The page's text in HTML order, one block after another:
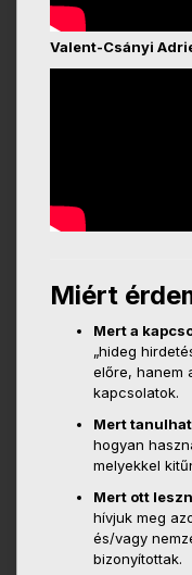
Valent-Csányi
Miért
Mert a
„hideg
előre, hanem
kapcsolatok.
Mert
hogyan
melyekkel
Mert ott
hívjuk meg
és/vagy
bizonyítottak.